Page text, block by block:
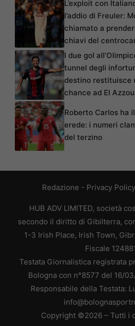
L’exploit con
l’addio di Freuler:
chiamato a
chiavi del
I due gol
tunnel degli
destino restituisce
chance ad El
Roberto Carlos ha
erede: i numeri
del terzino
Redazione - Privacy Policy
HUB ADV LIMITED, società
secondo il diritto di Gibilterra,
1-3 Irish Place, Irish Town,
Fiscale
Testata Giornalistica registrata
Bologna con n°8577 del 16/
Responsabile della Testata:
Copyright ©2026 – Tutti i